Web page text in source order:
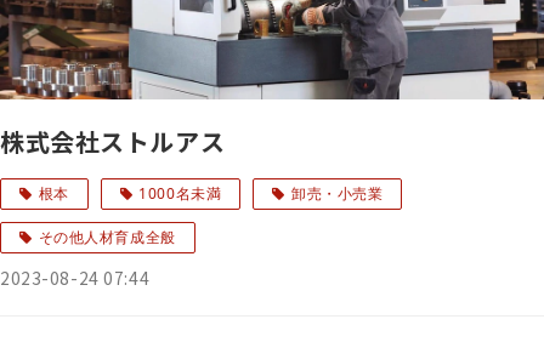
株式会社ストルアス
根本 1000名未満 卸売・小売業
その他人材育成全般
2023-08-24 07:44